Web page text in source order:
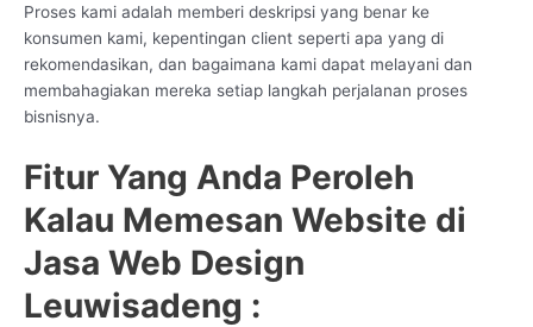
Proses kami adalah memberi deskripsi yang benar ke
konsumen kami, kepentingan client seperti apa yang di
rekomendasikan, dan bagaimana kami dapat melayani dan
membahagiakan mereka setiap langkah perjalanan proses
bisnisnya.
Fitur Yang Anda Peroleh
Kalau Memesan Website di
Jasa Web Design
Leuwisadeng :